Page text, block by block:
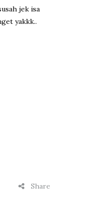
jek isa
yakkk..
Share